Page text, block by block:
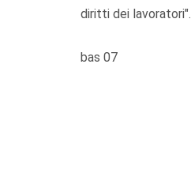
diritti dei lavoratori".
bas 07